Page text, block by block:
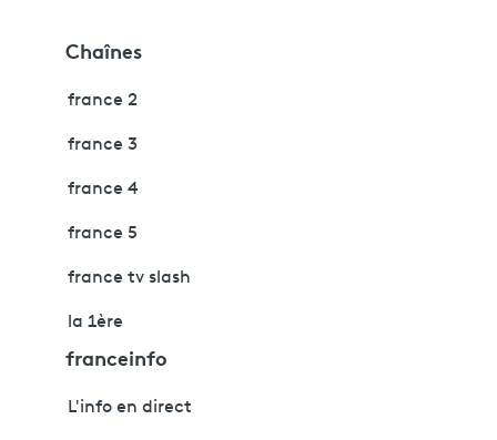
Chaînes
france 2
france 3
france 4
france 5
france tv slash
la 1ère
franceinfo
L'info en direct